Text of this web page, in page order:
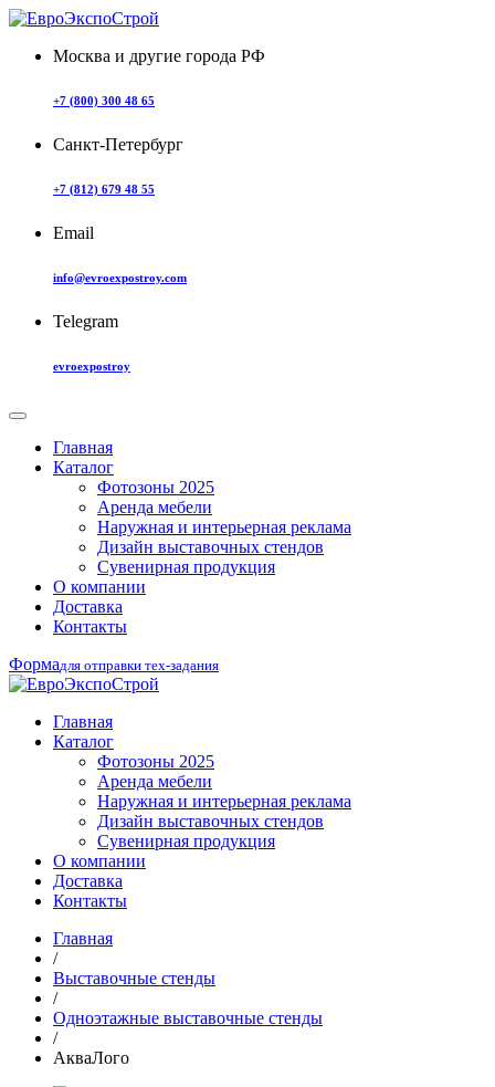
Москва и другие города РФ
+7 (800) 300 48 65
Санкт-Петербург
+7 (812) 679 48 55
Email
info@evroexpostroy.com
Telegram
evroexpostroy
Главная
Каталог
Фотозоны 2025
Аренда мебели
Наружная и интерьерная реклама
Дизайн выставочных стендов
Сувенирная продукция
О компании
Доставка
Контакты
Формадля отправки тех-задания
Главная
Каталог
Фотозоны 2025
Аренда мебели
Наружная и интерьерная реклама
Дизайн выставочных стендов
Сувенирная продукция
О компании
Доставка
Контакты
Главная
/
Выставочные стенды
/
Одноэтажные выставочные стенды
/
АкваЛого